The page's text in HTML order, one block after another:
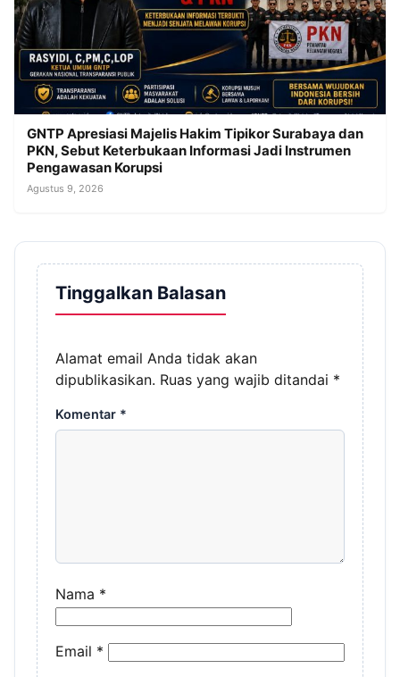
GNTP Apresiasi Majelis Hakim Tipikor Surabaya dan
PKN, Sebut Keterbukaan Informasi Jadi Instrumen
Pengawasan Korupsi
Agustus 9, 2026
Tinggalkan Balasan
Alamat email Anda tidak akan
dipublikasikan. Ruas yang wajib ditandai *
Komentar *
Nama *
Email *